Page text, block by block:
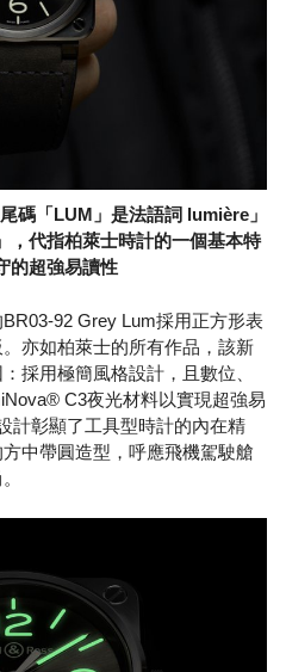
碼「LUM」是法語詞 lumière」
，代指柏萊士時計的一個基本特
的超強易讀性
92 Grey Lum採用正方形表
亦如柏萊士的所有作品，該新
採用極簡風格設計，且數位、
C3夜光材料以實現超強易
計彰顯了工具型時計的內在精
中帶圓造型，呼應飛機駕駛艙